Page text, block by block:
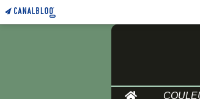
Home